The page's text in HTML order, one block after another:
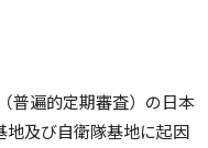
普遍的定期審査）の日本
地及び自衛隊基地に起因